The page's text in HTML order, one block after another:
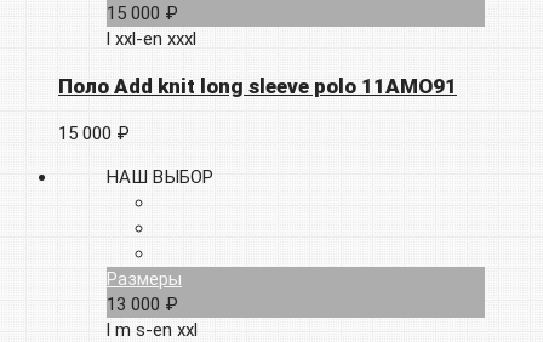
15 000 ₽
l xxl-en xxxl
Поло Add knit long sleeve polo 11AMO91
15 000 ₽
НАШ ВЫБОР
Размеры
13 000 ₽
l m s-en xxl